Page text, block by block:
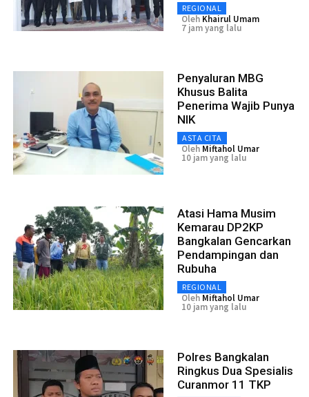
REGIONAL
Oleh Khairul Umam
7 jam yang lalu
Penyaluran MBG
Khusus Balita
Penerima Wajib Punya
NIK
ASTA CITA
Oleh Miftahol Umar
10 jam yang lalu
Atasi Hama Musim
Kemarau DP2KP
Bangkalan Gencarkan
Pendampingan dan
Rubuha
REGIONAL
Oleh Miftahol Umar
10 jam yang lalu
Polres Bangkalan
Ringkus Dua Spesialis
Curanmor 11 TKP